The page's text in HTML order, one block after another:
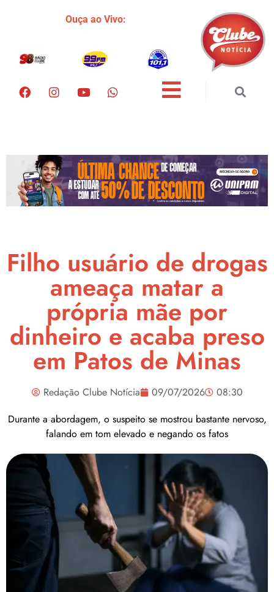
Ouça ao Vivo:
Filho usuário de drogas
ameaça matar a
própria mãe por
dinheiro e acaba preso
em Patos de Minas
Redação Clube Notícia 09/07/2026
08:30
Durante a abordagem, o suspeito se mostrou bastante nervoso,
falando em tom elevado e negando os fatos